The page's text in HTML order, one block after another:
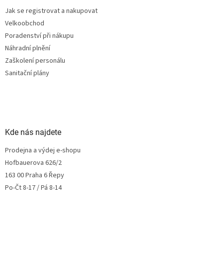
Jak se registrovat a nakupovat
Velkoobchod
Poradenství při nákupu
Náhradní plnění
Zaškolení personálu
Sanitační plány
Kde nás najdete
Prodejna a výdej e-shopu
Hofbauerova 626/2
163 00 Praha 6 Řepy
Po-Čt 8-17 / Pá 8-14